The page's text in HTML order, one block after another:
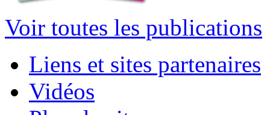
Voir toutes les publications
Liens et sites partenaires
Vidéos